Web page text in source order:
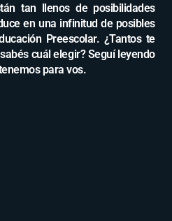
tan llenos de posibilidades
en una infinitud de posibles
Preescolar. ¿Tantos te
cuál elegir? Seguí leyendo
para vos.